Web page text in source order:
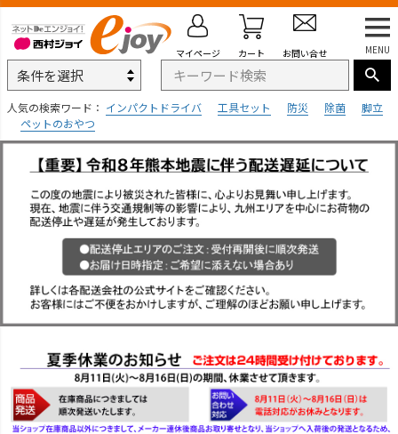
MENU
人気の検索ワード： インパクトドライバ 工具セット 防災 除菌
脚立
ペットのおやつ
マイページ カート お問い合せ